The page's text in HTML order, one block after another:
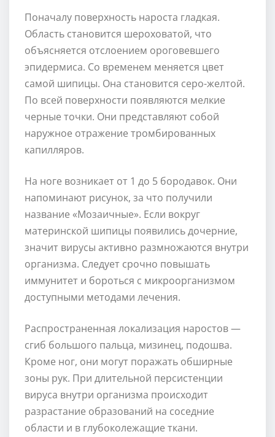
Поначалу поверхность нароста гладкая.
Область становится шероховатой, что
объясняется отслоением ороговевшего
эпидермиса. Со временем меняется цвет
самой шипицы. Она становится серо-желтой.
По всей поверхности появляются мелкие
черные точки. Они представляют собой
наружное отражение тромбированных
капилляров.
На ноге возникает от 1 до 5 бородавок. Они
напоминают рисунок, за что получили
название «Мозаичные». Если вокруг
материнской шипицы появились дочерние,
значит вирусы активно размножаются внутри
организма. Следует срочно повышать
иммунитет и бороться с микроорганизмом
доступными методами лечения.
Распространенная локализация наростов —
сгиб большого пальца, мизинец, подошва.
Кроме ног, они могут поражать обширные
зоны рук. При длительной персистенции
вируса внутри организма происходит
разрастание образований на соседние
области и в глубоколежащие ткани.